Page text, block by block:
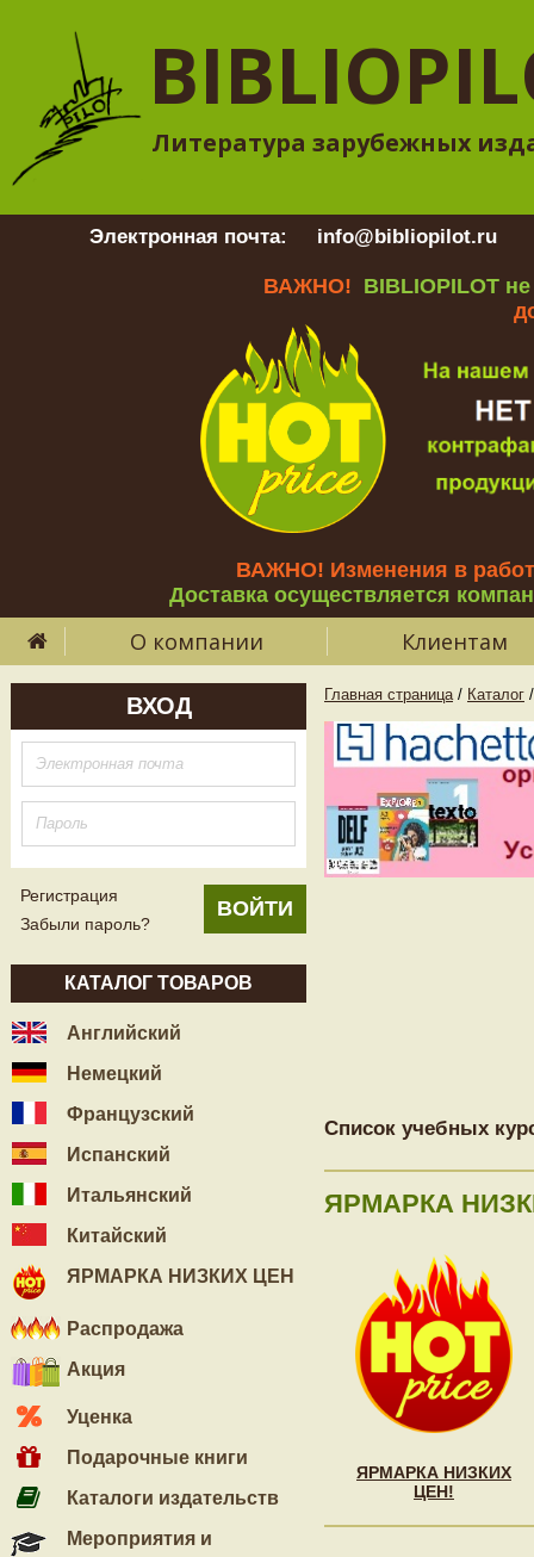
Литература зарубежных
Электронная почта: info@bibliopilot.ru
ВАЖНО! BIBLIOPILOT
ВАЖНО! Изменения в
Доставка осуществляется
О компании Клиентам
ВХОД
Регистрация
Забыли пароль?
КАТАЛОГ ТОВАРОВ
Английский
Немецкий
Французский
Испанский
Итальянский
Китайский
ЯРМАРКА НИЗКИХ ЦЕН
Распродажа
Акция
Уценка
Подарочные книги
Каталоги издательств
Мероприятия и
Главная страница / Каталог /
Список учебных
ЯРМАРКА
ЯРМАРКА НИЗКИХ
ЦЕН!